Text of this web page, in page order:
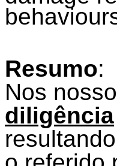
Resumo:
Nos
diligência